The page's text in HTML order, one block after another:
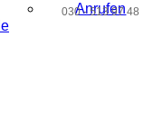
Anrufen
030 - 513 97 48
e